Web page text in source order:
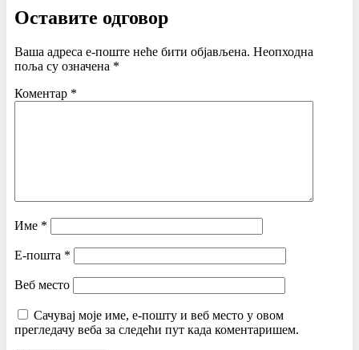
Оставите одговор
Ваша адреса е-поште неће бити објављена. Неопходна
поља су означена *
Коментар *
Име *
Е-пошта *
Веб место
Сачувај моје име, е-пошту и веб место у овом
прегледачу веба за следећи пут када коментаришем.